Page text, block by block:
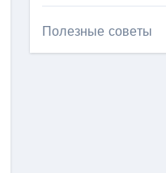
Полезные советы